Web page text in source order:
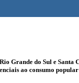
Grande do Sul e
ao consumo